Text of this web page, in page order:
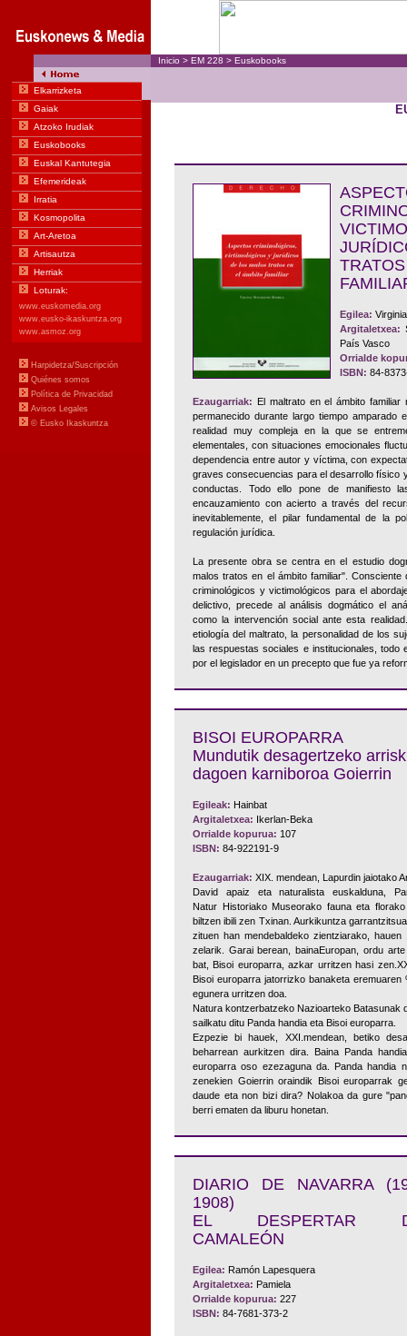
Egilea:
Argitaletxea:
País Vasco
Orrialde
ISBN: 84-
Ezaugarriak: El maltrato en el ámbito
permanecido durante largo tiempo amparado
realidad muy compleja en la que se
elementales, con situaciones emocionales
dependencia entre autor y víctima, con
graves consecuencias para el desarrollo físico
conductas. Todo ello pone de manifiesto
encauzamiento con acierto a través del
inevitablemente, el pilar fundamental de la
regulación jurídica.
La presente obra se centra en el estudio
malos tratos en el ámbito familiar".
criminológicos y victimológicos para el
delictivo, precede al análisis dogmático el
como la intervención social ante esta
etiología del maltrato, la personalidad de los
las respuestas sociales e institucionales, todo
por el legislador en un precepto que fue ya
BISOI EUROPARRA
Mundutik desagertzeko
dagoen karniboroa Goierrin
Egileak: Hainbat
Argitaletxea: Ikerlan-Beka
Orrialde kopurua: 107
ISBN: 84-922191-9
Ezaugarriak: XIX. mendean, Lapurdin jaiotako
David apaiz eta naturalista euskalduna,
Natur Historiako Museorako fauna eta
biltzen ibili zen Txinan. Aurkikuntza
zituen han mendebaldeko zientziarako,
zelarik. Garai berean, bainaEuropan, ordu
bat, Bisoi europarra, azkar urritzen hasi
Bisoi europarra jatorrizko banaketa
egunera urritzen doa.
Natura kontzerbatzeko Nazioarteko
sailkatu ditu Panda handia eta Bisoi europarra.
Ezpezie bi hauek, XXI.mendean, betiko
beharrean aurkitzen dira. Baina Panda
europarra oso ezezaguna da. Panda handia
zenekien Goierrin oraindik Bisoi europarrak
daude eta non bizi dira? Nolakoa da gure
berri ematen da liburu honetan.
DIARIO DE NAVARRA
1908)
EL DESPERTAR
CAMALEÓN
Egilea: Ramón Lapesquera
Argitaletxea: Pamiela
Orrialde kopurua: 227
ISBN: 84-7681-373-2
Inicio > EM 228 > Euskobooks